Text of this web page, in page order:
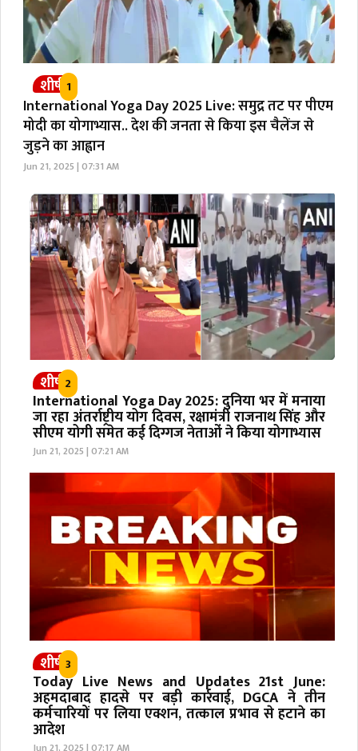
शीर्ष 1
International Yoga Day 2025 Live: समुद्र तट पर पीएम
मोदी का योगाभ्यास.. देश की जनता से किया इस चैलेंज से
जुड़ने का आह्वान
Jun 21, 2025 | 07:31 AM
शीर्ष 2
International Yoga Day 2025: दुनिया भर में मनाया
जा रहा अंतर्राष्ट्रीय योग दिवस, रक्षामंत्री राजनाथ सिंह और
सीएम योगी समेत कई दिग्गज नेताओं ने किया योगाभ्यास
Jun 21, 2025 | 07:21 AM
शीर्ष 3
Today Live News and Updates 21st June:
अहमदाबाद हादसे पर बड़ी कार्रवाई, DGCA ने तीन
कर्मचारियों पर लिया एक्शन, तत्काल प्रभाव से हटाने का
आदेश